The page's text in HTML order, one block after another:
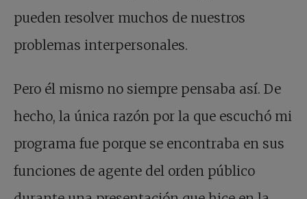
pueden resolver muchos de nuestros
problemas interpersonales.
Pero él mismo no siempre pensaba así. De
hecho, la única razón por la que escuchó mi
programa fue porque se encontraba en sus
funciones de agente del orden público